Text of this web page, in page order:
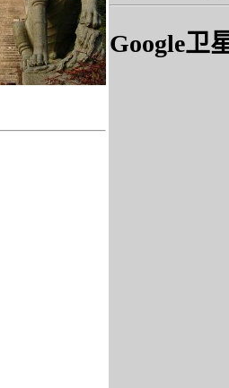
Google卫